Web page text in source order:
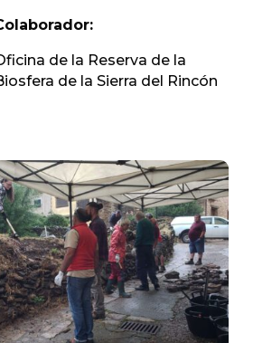
de la Reserva de la
de la Sierra del Rincón